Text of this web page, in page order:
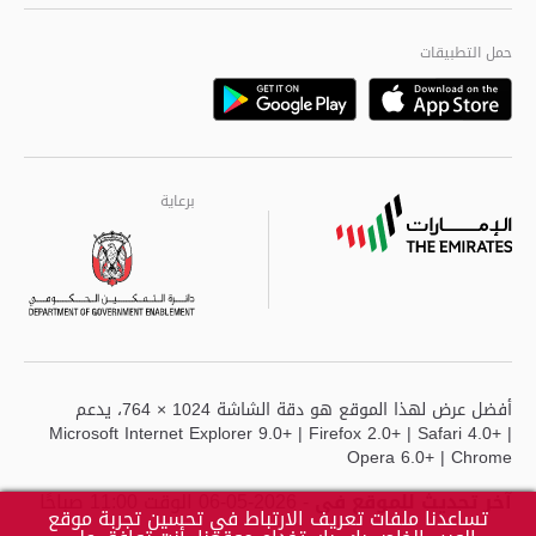
مراكز خدمة أبوظبى
حمل التطبيقات
Google
Playstore
برعاية
برعاية
أفضل عرض لهذا الموقع هو دقة الشاشة 1024 × 764، يدعم
Microsoft Internet Explorer 9.0+ | Firefox 2.0+ | Safari 4.0+ |
Opera 6.0+ | Chrome
آخر تحديث للموقع في- 2026-05-06 الوقت 11:00 صباحًا
تساعدنا ملفات تعريف الارتباط في تحسين تجربة موقع